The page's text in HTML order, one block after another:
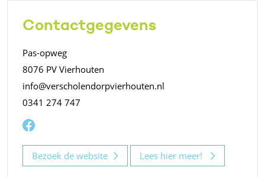
Contactgegevens
Pas-opweg
8076 PV Vierhouten
info@verscholendorpvierhouten.nl
0341 274 747
Bezoek de website Lees hier meer!